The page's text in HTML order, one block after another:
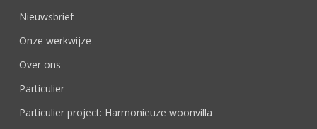
Nieuwsbrief
Onze werkwijze
Over ons
Particulier
Particulier project: Harmonieuze woonvilla